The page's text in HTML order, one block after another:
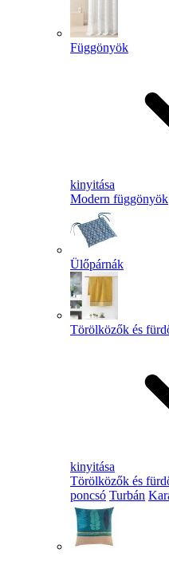
Függönyök
kinyitása
Modern függönyök
Ülőpárnák
Törölközők és
kinyitása
Törölközők és
poncsó Turbán